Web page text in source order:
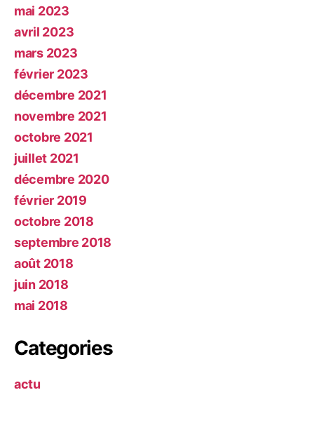
mai 2023
avril 2023
mars 2023
février 2023
décembre 2021
novembre 2021
octobre 2021
juillet 2021
décembre 2020
février 2019
octobre 2018
septembre 2018
août 2018
juin 2018
mai 2018
Categories
actu